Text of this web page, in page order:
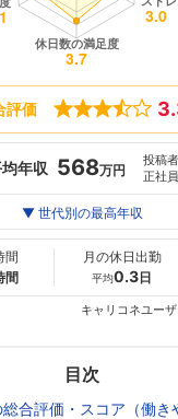
評価
年収 568万円
投稿
正社
20代
632万
30代
884万
▼ 世代別の最高年収
間
間
月の休日出勤
平均0.3日
キャリコネユー
目次
合評価・スコア（働き